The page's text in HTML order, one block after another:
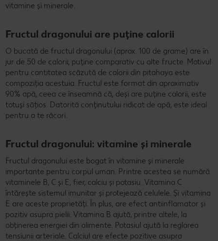
vitamine și minerale.
Fructul dragonului are puține calorii
O bucată de fructul dragonului (aprox. 100 de grame) are în
jur de 50 de calorii, puține comparativ cu alte fructe. Motivul
pentru cantitatea scăzută de calorii din pitahaya este
compoziția acestuia. Fructul este format din aproximativ
90% apă, ceea ce înseamnă că, deși are puține calorii, este
totuși sățios. Datorită conținutului ridicat de apă, este ideal
pentru a te răcori.
Fructul dragonului: vitamine și minerale
Fructul dragonului este bogat în vitamine și minerale
importante pentru corpul uman. Printre acestea se numără
vitaminele B, C și E, fier, calciu și potasiu. Vitamina C
întărește sistemul imunitar și protejează celulele. Și vitamina
E are aceste proprietăți. În plus, are efect antiinflamator și
pozitiv asupra pielii. Vitamina B ajută, printre altele, la
obținerea energiei din alimente. Potasiul ajută la reglarea
tensiunii arteriale. Calciul are efecte pozitive asupra